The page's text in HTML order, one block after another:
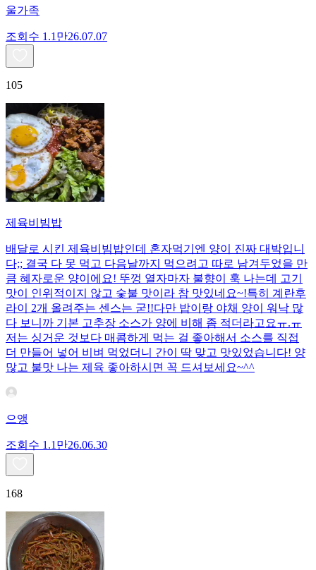
울가족
조회수 1.1만26.07.07
105
제육비빔밥
배달로 시킨 제육비빔밥인데 혼자먹기엔 양이 진짜 대박입니
다;; 결국 다 못 먹고 다음날까지 먹으려고 따로 남겨두었을 만
큼 혜자로운 양이에요! 뚜껑 열자마자 불향이 훅 나는데 고기
맛이 인위적이지 않고 숯불 맛이라 참 맛있네요~!특히 계란후
라이 2개 올려주는 센스는 굳!! ​다만 밥이랑 야채 양이 워낙 많
다 보니까 기본 고추장 소스가 양에 비해 좀 적더라고요ㅠ.ㅠ
저는 싱거운 것보다 매콤하게 먹는 걸 좋아해서 소스를 직접
더 만들어 넣어 비벼 먹었더니 간이 딱 맞고 맛있었습니다! 양
많고 불맛 나는 제육 좋아하시면 꼭 드셔보세요~^^
으앵
조회수 1.1만26.06.30
168